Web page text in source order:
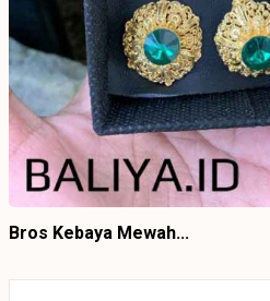
Bros Kebaya Mewah...